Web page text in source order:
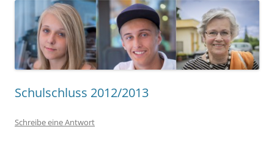
Schulschluss 2012/2013
Schreibe eine Antwort